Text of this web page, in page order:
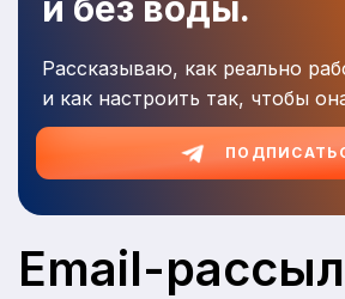
и без воды.
Рассказываю, как реально
и как настроить так, чтобы
Email-